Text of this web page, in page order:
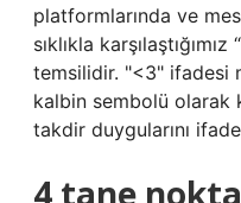
platformlarında ve
sıklıkla
temsilidir. "<3" ifadesi
kalbin sembolü olarak
takdir duygularını
4 tane